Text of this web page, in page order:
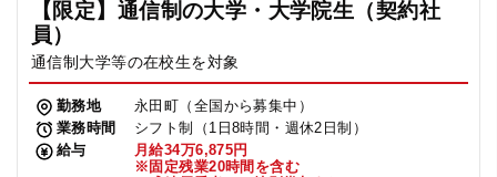
【限定】通信制の大学・大学院生（契約社
員）
通信制大学等の在校生を対象
勤務地
永田町（全国から募集中）
業務時間
シフト制（1日8時間・週休2日制）
給与
月給34万6,875円
※固定残業20時間を含む